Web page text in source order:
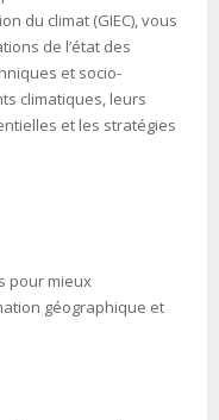
du climat (GIEC), vous
de l’état des
et socio-
climatiques, leurs
et les stratégies
pour mieux
géographique et